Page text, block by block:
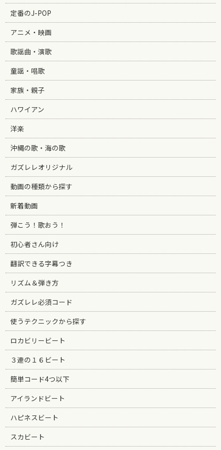
定番のJ-POP
アニメ・映画
歌謡曲・演歌
童謡・唱歌
家族・親子
ハワイアン
洋楽
沖縄の歌・海の歌
ガズレレオリジナル
動画の種類から探す
新着動画
弾こう！歌おう！
初心者さん向け
翻訳できる字幕つき
リズム＆弾き方
ガズレレ必須コード
使うテクニックから探す
ロカビリービート
３連の１６ビート
簡単コード4つ以下
アイランドビート
ハピネスビート
スカビート